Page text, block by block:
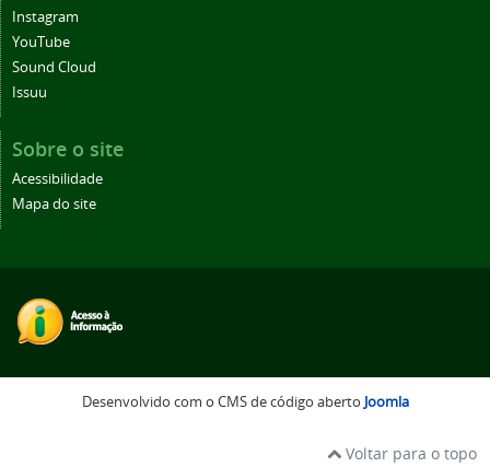
Instagram
YouTube
Sound Cloud
Issuu
Sobre o site
Acessibilidade
Mapa do site
Desenvolvido com o CMS de código aberto Joomla
Voltar para o topo